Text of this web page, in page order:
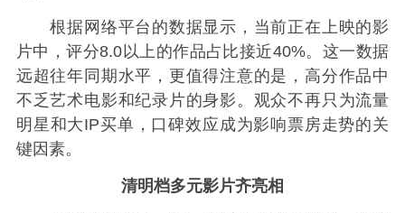
根据网络平台的数据显示，当前正在上映的影
片中，评分8.0以上的作品占比接近40%。这一数据
远超往年同期水平，更值得注意的是，高分作品中
不乏艺术电影和纪录片的身影。观众不再只为流量
明星和大IP买单，口碑效应成为影响票房走势的关
键因素。
清明档多元影片齐亮相